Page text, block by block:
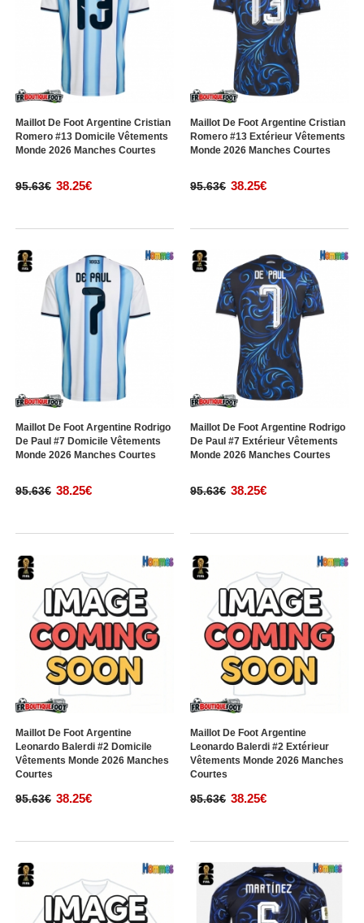
Maillot De Foot Argentine Cristian
Romero #13 Domicile Vêtements
Monde 2026 Manches Courtes
95.63€ 38.25€
Maillot De Foot Argentine Cristian
Romero #13 Extérieur Vêtements
Monde 2026 Manches Courtes
95.63€ 38.25€
Maillot De Foot Argentine Rodrigo
De Paul #7 Domicile Vêtements
Monde 2026 Manches Courtes
95.63€ 38.25€
Maillot De Foot Argentine Rodrigo
De Paul #7 Extérieur Vêtements
Monde 2026 Manches Courtes
95.63€ 38.25€
Maillot De Foot Argentine
Leonardo Balerdi #2 Domicile
Vêtements Monde 2026 Manches
Courtes
95.63€ 38.25€
Maillot De Foot Argentine
Leonardo Balerdi #2 Extérieur
Vêtements Monde 2026 Manches
Courtes
95.63€ 38.25€